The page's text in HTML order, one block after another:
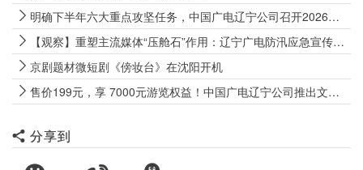
明确下半年六大重点攻坚任务，中国广电辽宁公司召开2026年半年经济分析会
【观察】重塑主流媒体“压舱石”作用：辽宁广电防汛应急宣传的实战启示
京剧题材微短剧《傍妆台》在沈阳开机
售价199元，享 7000元游览权益！中国广电辽宁公司推出文旅惠民卡
分享到